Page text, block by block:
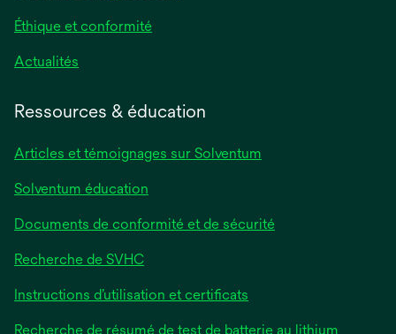
Éthique et conformité
Actualités
Ressources & éducation
Articles et témoignages sur Solventum
Solventum éducation
Documents de conformité et de sécurité
Recherche de SVHC
Instructions d’utilisation et certificats
Recherche de résumé de test de batterie au lithium